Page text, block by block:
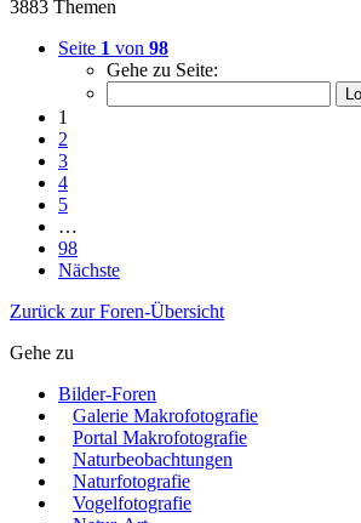
3883 Themen
Seite 1 von 98
Gehe zu Seite:
1
2
3
4
5
…
98
Nächste
Zurück zur Foren-Übersicht
Gehe zu
Bilder-Foren
Galerie Makrofotografie
Portal Makrofotografie
Naturbeobachtungen
Naturfotografie
Vogelfotografie